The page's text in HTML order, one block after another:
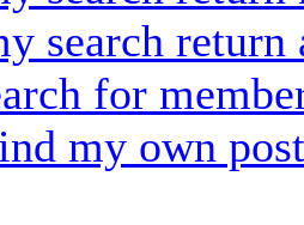
search return
for
my own